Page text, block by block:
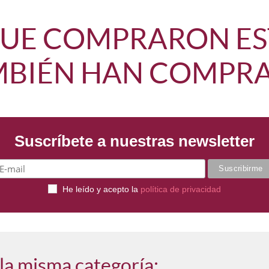
COMPRARON
HAN
Suscríbete a nuestras newsletter
He leído y acepto la política de privacidad